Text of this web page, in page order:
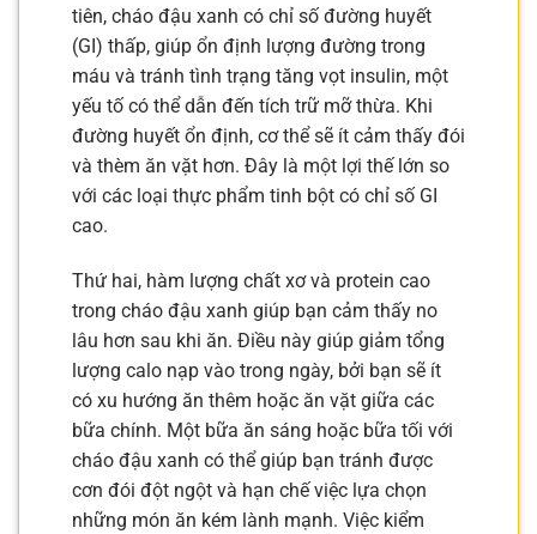
tiên, cháo đậu xanh có chỉ số đường huyết
(GI) thấp, giúp ổn định lượng đường trong
máu và tránh tình trạng tăng vọt insulin, một
yếu tố có thể dẫn đến tích trữ mỡ thừa. Khi
đường huyết ổn định, cơ thể sẽ ít cảm thấy đói
và thèm ăn vặt hơn. Đây là một lợi thế lớn so
với các loại thực phẩm tinh bột có chỉ số GI
cao.
Thứ hai, hàm lượng chất xơ và protein cao
trong cháo đậu xanh giúp bạn cảm thấy no
lâu hơn sau khi ăn. Điều này giúp giảm tổng
lượng calo nạp vào trong ngày, bởi bạn sẽ ít
có xu hướng ăn thêm hoặc ăn vặt giữa các
bữa chính. Một bữa ăn sáng hoặc bữa tối với
cháo đậu xanh có thể giúp bạn tránh được
cơn đói đột ngột và hạn chế việc lựa chọn
những món ăn kém lành mạnh. Việc kiểm